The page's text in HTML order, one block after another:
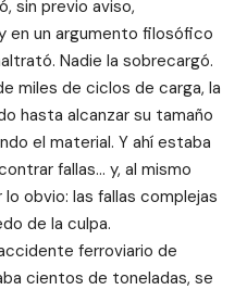
sin previo aviso,
en un argumento filosófico
Nadie la sobrecargó.
miles de ciclos de carga, la
hasta alcanzar su tamaño
el material. Y ahí estaba
fallas… y, al mismo
obvio: las fallas complejas
de la culpa.
ferroviario de
cientos de toneladas, se